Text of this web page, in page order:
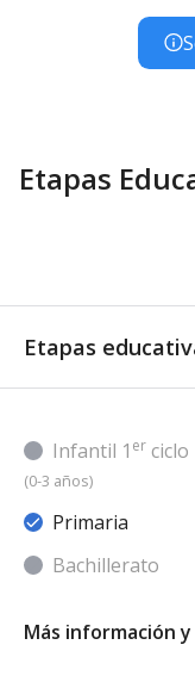
Etapas
Etapas
Infantil 1 er ciclo
(0-3 años)
Primaria
Bachillerato
Más información